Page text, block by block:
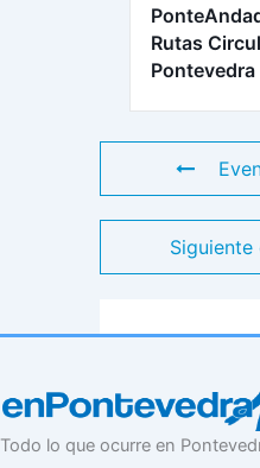
Rutas
Pontevedra
Siguiente
Todo lo que ocurre en